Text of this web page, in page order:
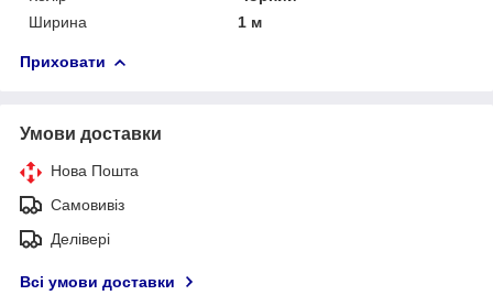
Ширина
1 м
Приховати
Умови доставки
Нова Пошта
Самовивіз
Делівері
Всі умови доставки